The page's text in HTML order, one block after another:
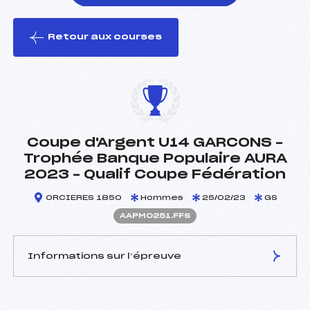
le ski
Retour aux courses
Coupe d'Argent U14 GARCONS –
Trophée Banque Populaire AURA
2023 – Qualif Coupe Fédération
ORCIERES 1850 Hommes 25/02/23 GS
AAPM0251.FFS
Informations sur l’épreuve